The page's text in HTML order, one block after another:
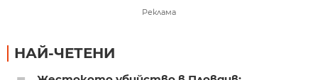
Реклама
НАЙ-ЧЕТЕНИ